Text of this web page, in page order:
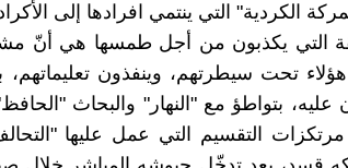
الكردية" التي ينتمي افرادها إلى
التي يكذبون من أجل طمسها هي أنّ
تحت سيطرتهم، وينفذون
عليه، بتواطؤ مع "النهار" والبحاث
مرتكزات التقسيم التي عمل عليها